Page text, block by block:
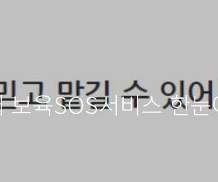
육SOS서비스 한